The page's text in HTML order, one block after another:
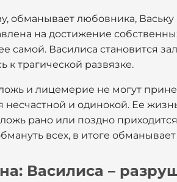
обманывает любовника,
на достижение
самой. Василиса становится
к трагической развязке.
и лицемерие не могут
несчастной и одинокой. Ее
рано или поздно
всех, в итоге
Василиса –